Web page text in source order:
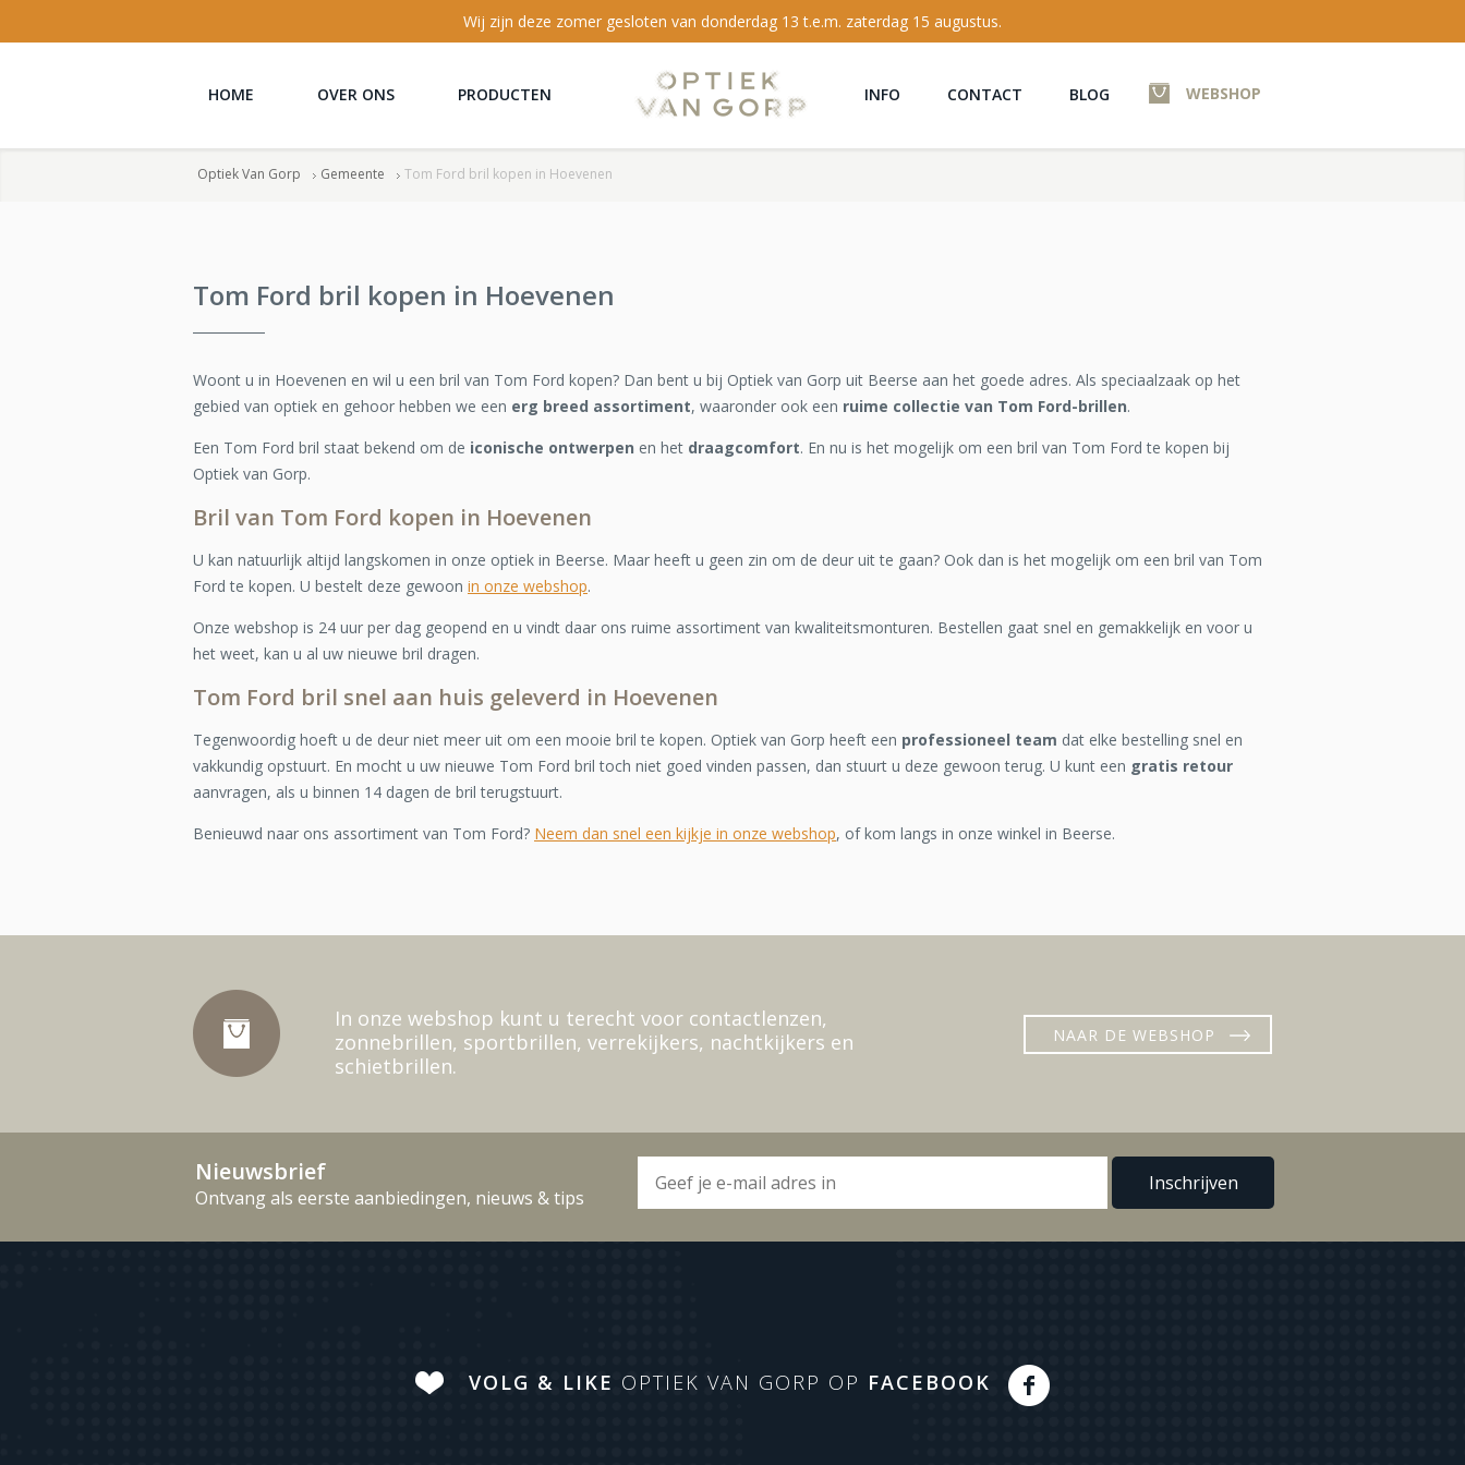
Wij zijn deze zomer gesloten van donderdag 13 t.e.m. zaterdag 15 augustus.
WEBSHOP
HOME OVER ONS PRODUCTEN INFO CONTACT BLOG
Optiek Van Gorp Gemeente Tom Ford bril kopen in Hoevenen
Tom Ford bril kopen in Hoevenen
Woont u in Hoevenen en wil u een bril van Tom Ford kopen? Dan bent u bij Optiek van Gorp uit Beerse aan het goede adres. Als speciaalzaak op het
gebied van optiek en gehoor hebben we een erg breed assortiment, waaronder ook een ruime collectie van Tom Ford-brillen.
Een Tom Ford bril staat bekend om de iconische ontwerpen en het draagcomfort. En nu is het mogelijk om een bril van Tom Ford te kopen bij
Optiek van Gorp.
Bril van Tom Ford kopen in Hoevenen
U kan natuurlijk altijd langskomen in onze optiek in Beerse. Maar heeft u geen zin om de deur uit te gaan? Ook dan is het mogelijk om een bril van Tom
Ford te kopen. U bestelt deze gewoon in onze webshop.
Onze webshop is 24 uur per dag geopend en u vindt daar ons ruime assortiment van kwaliteitsmonturen. Bestellen gaat snel en gemakkelijk en voor u
het weet, kan u al uw nieuwe bril dragen.
Tom Ford bril snel aan huis geleverd in Hoevenen
Tegenwoordig hoeft u de deur niet meer uit om een mooie bril te kopen. Optiek van Gorp heeft een professioneel team dat elke bestelling snel en
vakkundig opstuurt. En mocht u uw nieuwe Tom Ford bril toch niet goed vinden passen, dan stuurt u deze gewoon terug. U kunt een gratis retour
aanvragen, als u binnen 14 dagen de bril terugstuurt.
Benieuwd naar ons assortiment van Tom Ford? Neem dan snel een kijkje in onze webshop, of kom langs in onze winkel in Beerse.
In onze webshop kunt u terecht voor contactlenzen,
zonnebrillen, sportbrillen, verrekijkers, nachtkijkers en
schietbrillen.
NAAR DE WEBSHOP
Nieuwsbrief
Ontvang als eerste aanbiedingen, nieuws & tips
VOLG & LIKE OPTIEK VAN GORP OP FACEBOOK